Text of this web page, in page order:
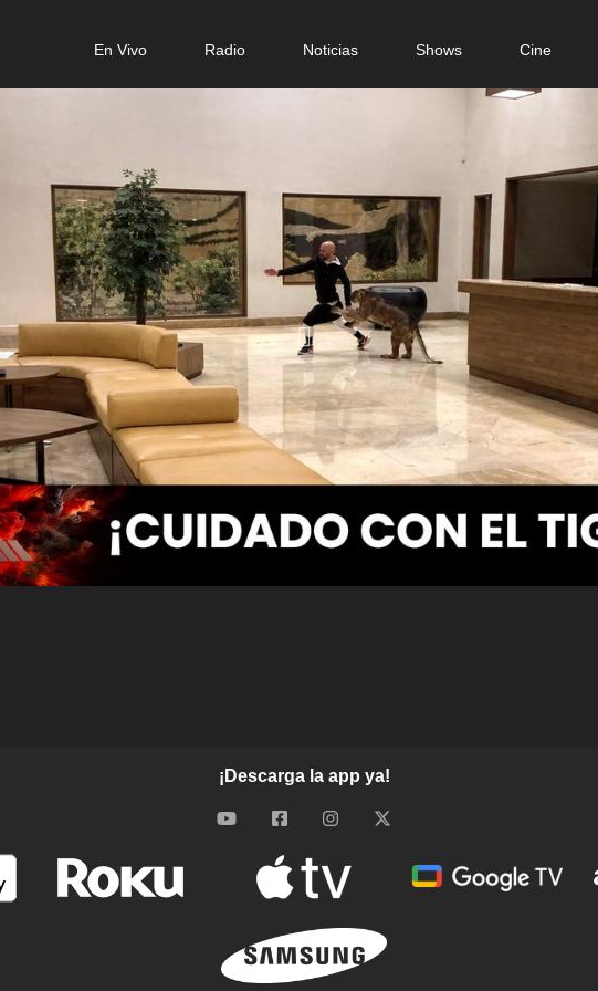
En Vivo Radio Noticias Shows Cine
¡Descarga la app ya!